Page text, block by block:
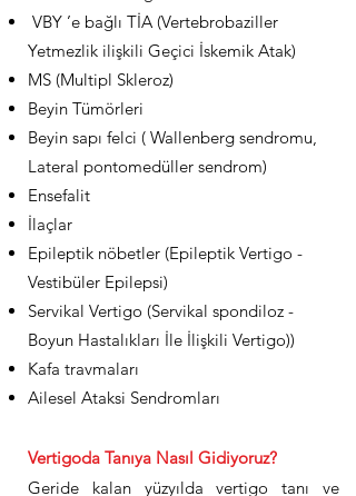
VBY ’e bağlı TİA (Vertebrobaziller
Yetmezlik ilişkili Geçici İskemik Atak)
MS (Multipl Skleroz)
Beyin Tümörleri
Beyin sapı felci ( Wallenberg sendromu,
Lateral pontomedüller sendrom)
Ensefalit
İlaçlar
Epileptik nöbetler (Epileptik Vertigo -
Vestibüler Epilepsi)
Servikal Vertigo (Servikal spondiloz -
Boyun Hastalıkları İle İlişkili Vertigo))
Kafa travmaları
Ailesel Ataksi Sendromları
Vertigoda Tanıya Nasıl Gidiyoruz?
Geride kalan yüzyılda vertigo tanı ve